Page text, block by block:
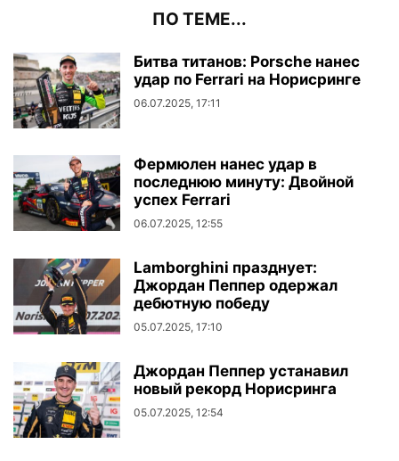
ПО ТЕМЕ...
Битва титанов: Porsche нанес
удар по Ferrari на Норисринге
06.07.2025, 17:11
Фермюлен нанес удар в
последнюю минуту: Двойной
успех Ferrari
06.07.2025, 12:55
Lamborghini празднует:
Джордан Пеппер одержал
дебютную победу
05.07.2025, 17:10
Джордан Пеппер устанавил
новый рекорд Норисринга
05.07.2025, 12:54